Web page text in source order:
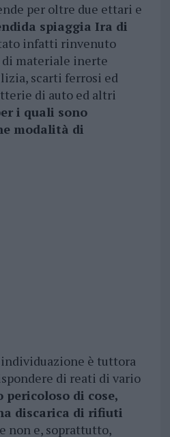
per oltre due ettari e
spiaggia Ira di
infatti rinvenuto
materiale inerte
scarti ferrosi ed
di auto ed altri
i quali sono
modalità di
è tuttora
di reati di vario
pericoloso di cose,
discarica di rifiuti
e non e, soprattutto,